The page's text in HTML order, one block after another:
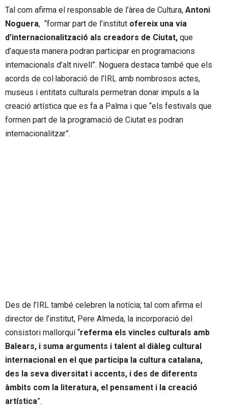
Tal com afirma el responsable de l’àrea de Cultura, Antoni
Noguera, “formar part de l’institut ofereix una via
d’internacionalització als creadors de Ciutat, que
d’aquesta manera podran participar en programacions
internacionals d’alt nivell”. Noguera destaca també que els
acords de col·laboració de l’IRL amb nombrosos actes,
museus i entitats culturals permetran donar impuls a la
creació artística que es fa a Palma i que “els festivals que
formen part de la programació de Ciutat es podran
internacionalitzar”.
Des de l’IRL també celebren la notícia; tal com afirma el
director de l’institut, Pere Almeda, la incorporació del
consistori mallorquí “referma els vincles culturals amb
Balears, i suma arguments i talent al diàleg cultural
internacional en el que participa la cultura catalana,
des la seva diversitat i accents, i des de diferents
àmbits com la literatura, el pensament i la creació
artística”.